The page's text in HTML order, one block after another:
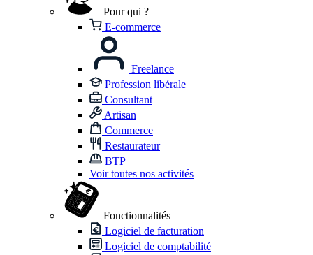
Pour qui ?
E-commerce
Freelance
Profession libérale
Consultant
Artisan
Commerce
Restaurateur
BTP
Voir toutes nos activités
Fonctionnalités
Logiciel de facturation
Logiciel de comptabilité